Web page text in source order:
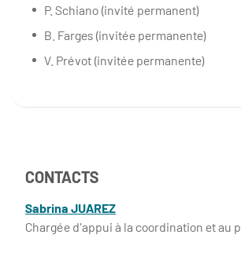
P. Schiano (invité permanent)
B. Farges (invitée permanente)
V. Prévot (invitée permanente)
CONTACTS
Sabrina JUAREZ
Chargée d'appui à la coordination et au